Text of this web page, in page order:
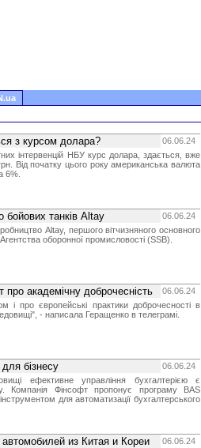
з курсом долара?
06.06.24
інтервенцій НБУ курс долара, здається, вже
Від початку цього року американська валюта
6%.
бойових танків Altay
06.06.24
Altay, першого вітчизняного основного
оборонної промисловості (SSB).
академічну доброчесність
06.06.24
і про європейські практики доброчесності в
- написала Геращенко в телеграмі.
бізнесу
06.06.24
ефективне управління бухгалтерією є
Компанія Фінсофт пропонує програму BAS
для автоматизації бухгалтерського
из Китая и Кореи
06.06.24